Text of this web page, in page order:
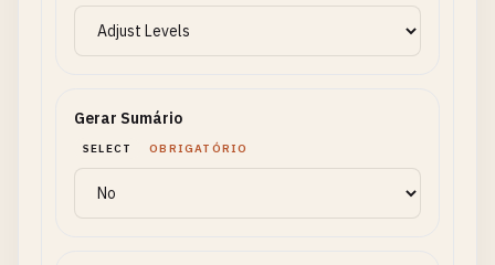
Gerar Sumário
SELECT OBRIGATÓRIO